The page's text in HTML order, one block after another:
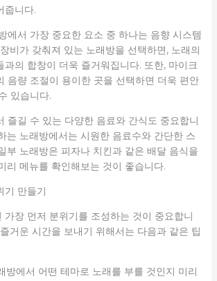
줍니다.
에서 가장 중요한 요소 중 하나는 음향 시스템
비가 갖춰져 있는 노래방을 선택하면, 노래의
과의 합창이 더욱 즐거워집니다. 또한, 마이크
음량 조절이 용이한 곳을 선택하면 더욱 편안
있습니다.
즐길 수 있는 다양한 음료와 간식도 중요합니
는 노래방에서는 시원한 음료수와 간단한 스
부 노래방은 피자나 치킨과 같은 배달 음식을
리 메뉴를 확인해보는 것이 좋습니다.
기 만들기
가장 먼저 분위기를 조성하는 것이 중요합니
거운 시간을 보내기 위해서는 다음과 같은 팁
방에서 어떤 테마로 노래를 부를 것인지 미리